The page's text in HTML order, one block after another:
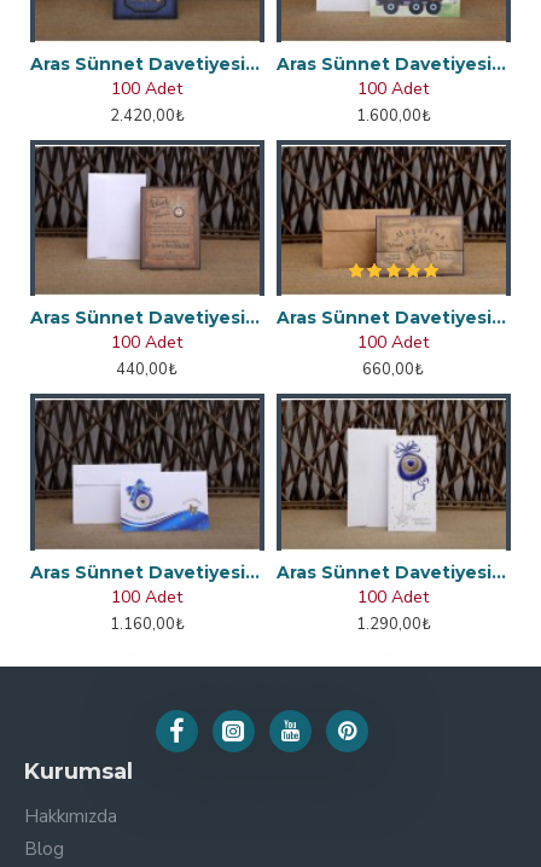
Aras Sünnet Davetiyesi 4962
100 Adet
2.420,00₺
Aras Sünnet Davetiyesi 4963
100 Adet
1.600,00₺
Aras Sünnet Davetiyesi 4856
100 Adet
440,00₺
Aras Sünnet Davetiyesi 4859
100 Adet
660,00₺
Aras Sünnet Davetiyesi 4875
100 Adet
1.160,00₺
Aras Sünnet Davetiyesi 4884
100 Adet
1.290,00₺
Kurumsal
Hakkımızda
Blog